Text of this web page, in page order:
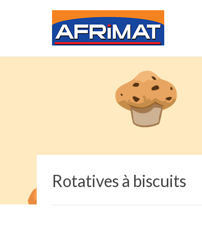
Rotatives à biscuits